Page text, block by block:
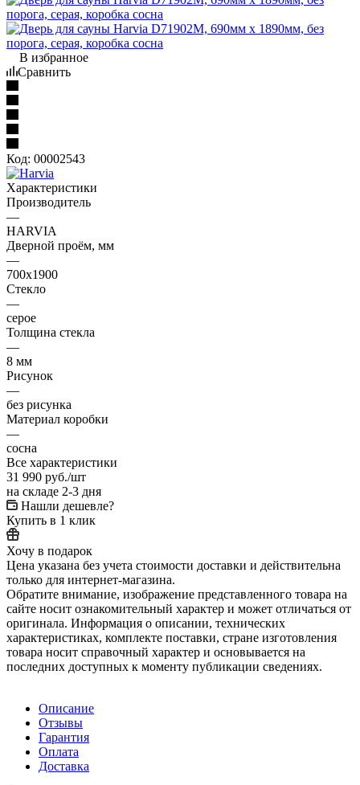
В избранное
Сравнить
Код: 00002543
Характеристики
Производитель
—
HARVIA
Дверной проём, мм
—
700х1900
Стекло
—
серое
Толщина стекла
—
8 мм
Рисунок
—
без рисунка
Материал коробки
—
сосна
Все характеристики
31 990 руб./шт
на складе 2-3 дня
Нашли дешевле?
Купить в 1 клик
Хочу в подарок
Цена указана без учета стоимости доставки и действительна
только для интернет-магазина.
Обратите внимание, изображение представленного товара на
сайте носит ознакомительный характер и может отличаться от
оригинала. Информация о описании, технических
характеристиках, комплекте поставки, стране изготовления
товара носит справочный характер и основывается на
последних доступных к моменту публикации сведениях.
Описание
Отзывы
Гарантия
Оплата
Доставка